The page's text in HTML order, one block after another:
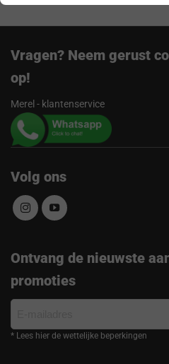
Vragen? Neem gerust
op!
Merel - klantenservice
Volg ons
Ontvang de nieuwste
promoties
mailadres
* Lees hier de wettelijke beperkingen